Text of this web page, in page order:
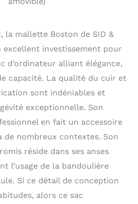
la mallette Boston de SID &
excellent investissement pour
d’ordinateur alliant élégance,
capacité. La qualité du cuir et
sont indéniables et
exceptionnelle. Son
en fait un accessoire
de nombreux contextes. Son
réside dans ses anses
l’usage de la bandoulière
Si ce détail de conception
alors ce sac